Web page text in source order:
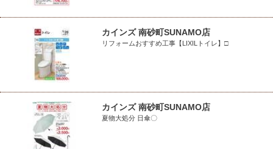
カインズ 南砂町SUNAMO店
リフォームおすすめ工事【LIXILトイレ】□
カインズ 南砂町SUNAMO店
夏物大処分 日傘〇